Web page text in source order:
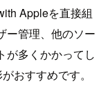
Appleを直接組
ー管理、他のソー
が多くかかってし
おすすめです。